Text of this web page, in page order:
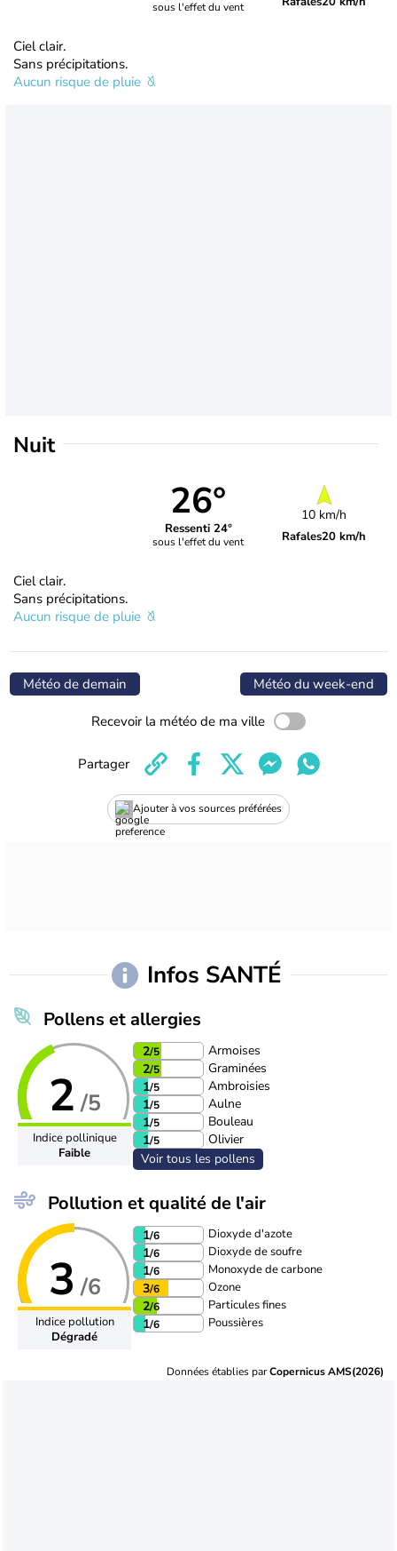
sous l'effet du vent
Ciel clair.
Sans précipitations.
Aucun risque de pluie
Nuit
26°
Ressenti 24°
sous l'effet du vent
10 km/h
Rafales20 km/h
Ciel clair.
Sans précipitations.
Aucun risque de pluie
Météo de demain Météo du week-end
Recevoir la météo de ma ville
Ajouter à vos sources préférées
Partager
Infos SANTÉ
Pollens et allergies
2 /5
Indice pollinique
Faible
2/5
Armoises
2/5
Graminées
1/5
Ambroisies
1/5
Aulne
1/5
Bouleau
1/5
Olivier
Voir tous les pollens
Pollution et qualité de l'air
3 /6
Indice pollution
Dégradé
1/6 Dioxyde d'azote
1/6 Dioxyde de soufre
1/6 Monoxyde de carbone
3/6 Ozone
2/6 Particules fines
1/6 Poussières
Données établies parCopernicus AMS(2026)